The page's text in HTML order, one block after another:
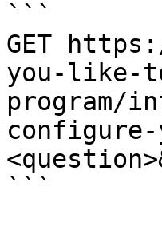
```
GET
you-like-
program/
configure-
```